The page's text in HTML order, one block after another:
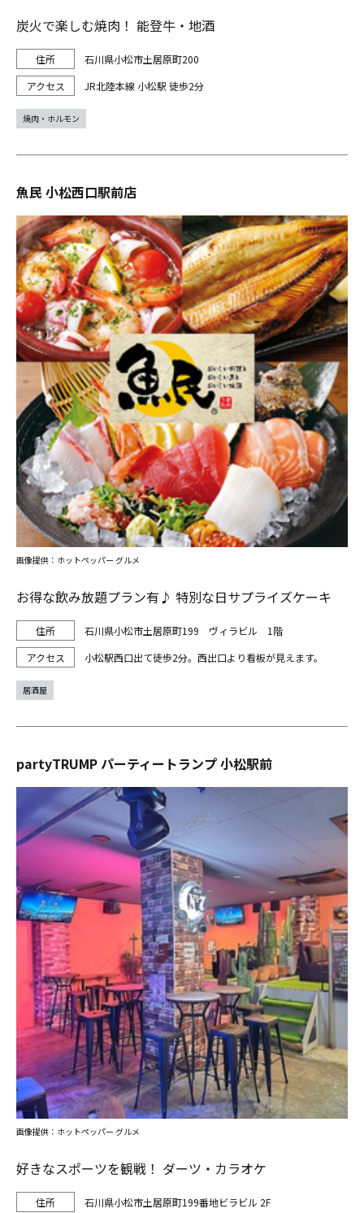
炭火で楽しむ焼肉！ 能登牛・地酒
石川県小松市土居原町200
JR北陸本線 小松駅 徒歩2分
焼肉・ホルモン
魚民 小松西口駅前店
お得な飲み放題プラン有♪ 特別な日サプライズケーキ
石川県小松市土居原町199 ヴィラビル 1階
小松駅西口出て徒歩2分。西出口より看板が見えます。
画像提供：ホットペッパー グルメ
居酒屋
partyTRUMP パーティートランプ 小松駅前
好きなスポーツを観戦！ ダーツ・カラオケ
石川県小松市土居原町199番地ビラビル 2F
画像提供：ホットペッパー グルメ